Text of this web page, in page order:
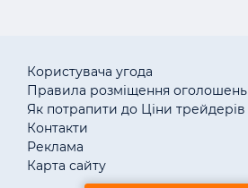
Користувача угода
Правила розміщення оголошень
Як потрапити до Ціни трейдерів
Контакти
Реклама
Карта сайту